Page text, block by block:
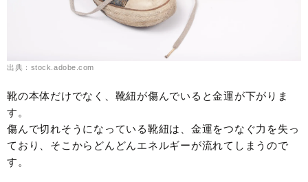
出典：stock.adobe.com
靴の本体だけでなく、靴紐が傷んでいると金運が下がりま
す。
傷んで切れそうになっている靴紐は、金運をつなぐ力を失っ
ており、そこからどんどんエネルギーが流れてしまうので
す。